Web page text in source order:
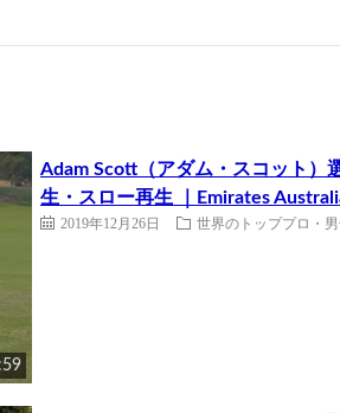
Adam Scott（アダム・スコット）
生・スロー再生 ｜Emirates
2019年12月26日 世界のトッププロ・